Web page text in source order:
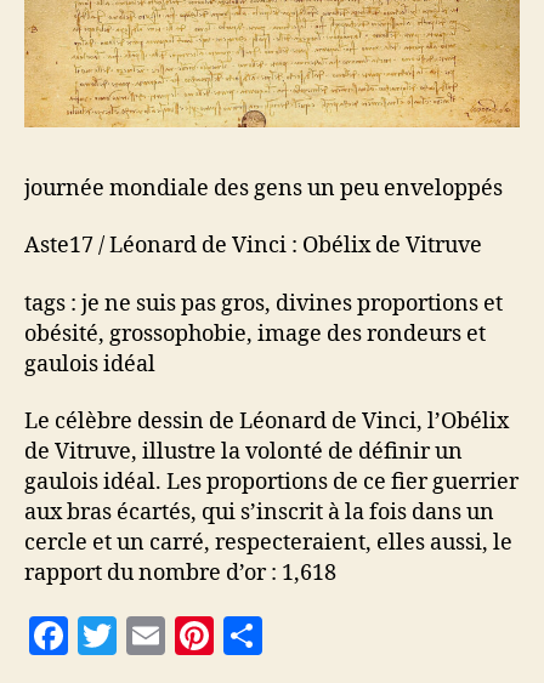
journée mondiale des gens un peu enveloppés
Aste17 / Léonard de Vinci : Obélix de Vitruve
tags : je ne suis pas gros, divines proportions et
obésité, grossophobie, image des rondeurs et
gaulois idéal
Le célèbre dessin de Léonard de Vinci, l’Obélix
de Vitruve, illustre la volonté de définir un
gaulois idéal. Les proportions de ce fier guerrier
aux bras écartés, qui s’inscrit à la fois dans un
cercle et un carré, respecteraient, elles aussi, le
rapport du nombre d’or : 1,618
F
T
E
Pi